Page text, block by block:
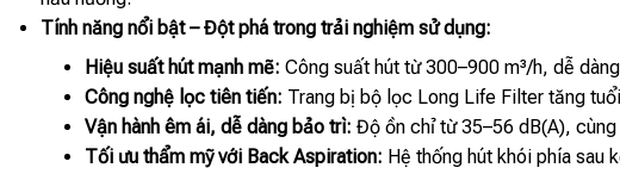
Tính năng nổi bật – Đột phá trong trải nghiệm sử dụng:
Hiệu suất hút mạnh mẽ: Công suất hút từ 300–900 m³/h, dễ
Công nghệ lọc tiên tiến: Trang bị bộ lọc Long Life Filter tăng
Vận hành êm ái, dễ dàng bảo trì: Độ ồn chỉ từ 35–56 dB(A),
Tối ưu thẩm mỹ với Back Aspiration: Hệ thống hút khói phía sau